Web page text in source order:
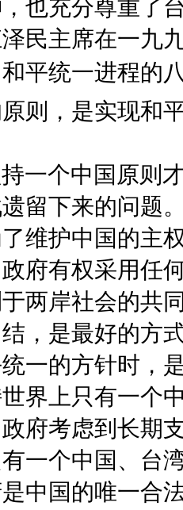
也充分尊重了
民主席在一九
平统一进程的
则，是实现和
一个中国原则
留下来的问题
维护中国的主
府有权采用任
两岸社会的共
，是最好的方
一的方针时，
界上只有一个
府考虑到长期
一个中国、台
中国的唯一合